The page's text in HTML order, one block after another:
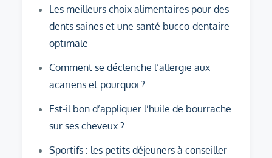
Les meilleurs choix alimentaires pour des
dents saines et une santé bucco-dentaire
optimale
Comment se déclenche l’allergie aux
acariens et pourquoi ?
Est-il bon d’appliquer l’huile de bourrache
sur ses cheveux ?
Sportifs : les petits déjeuners à conseiller